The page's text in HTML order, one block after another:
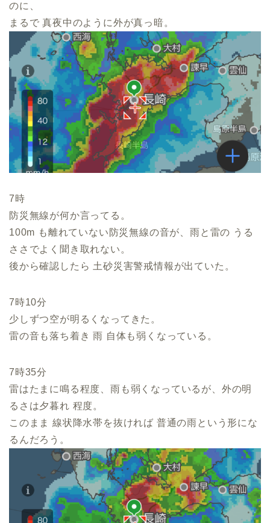
のに、
まるで 真夜中のように外が真っ暗。
7時
防災無線が何か言ってる。
100m も離れていない防災無線の音が、雨と雷の うる
ささでよく聞き取れない。
後から確認したら 土砂災害警戒情報が出ていた。
7時10分
少しずつ空が明るくなってきた。
雷の音も落ち着き 雨 自体も弱くなっている。
7時35分
雷はたまに鳴る程度、雨も弱くなっているが、外の明
るさは夕暮れ 程度。
このまま 線状降水帯を抜ければ 普通の雨という形にな
るんだろう。